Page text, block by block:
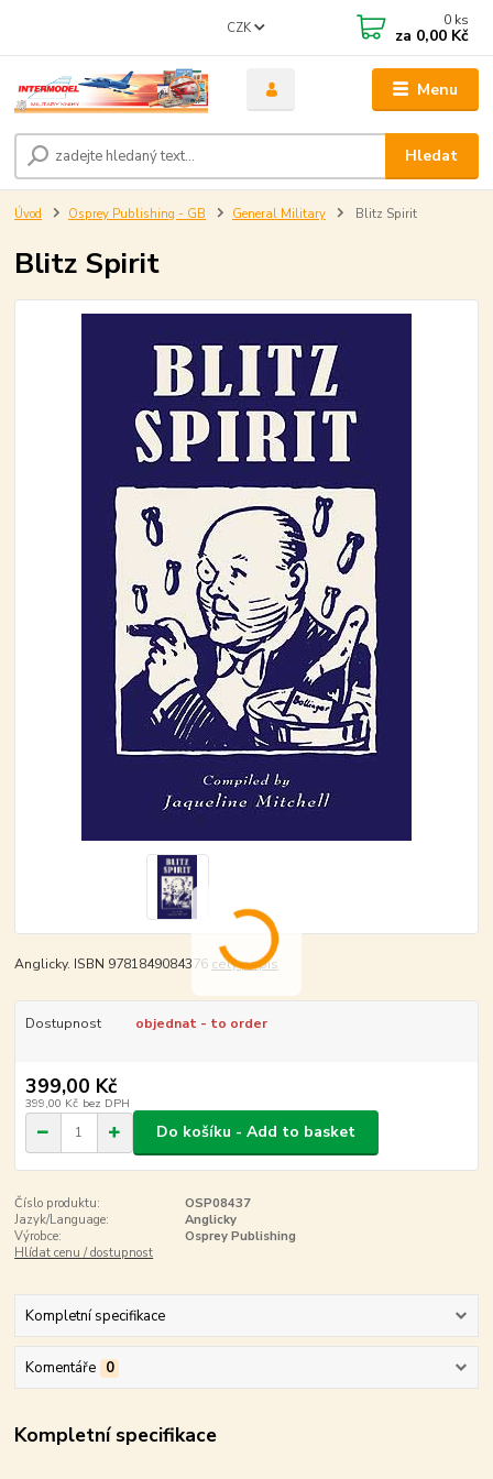
Menu
CZK
Hledat
0 ks
za 0,00 Kč
Úvod Osprey Publishing - GB General Military Blitz Spirit
Blitz Spirit
Anglicky. ISBN 9781849084376 celý popis
Dostupnost objednat - to order
399,00 Kč
399,00 Kč bez DPH
Do košíku - Add to basket
Číslo produktu:
OSP08437
Jazyk/Language:
Anglicky
Výrobce:
Osprey Publishing
Hlídat cenu / dostupnost
Kompletní specifikace
Komentáře 0
Kompletní specifikace